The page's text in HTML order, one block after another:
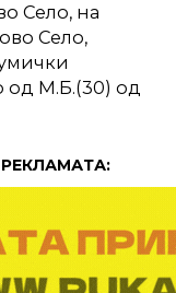
Село, на
Село,
од М.Б.(30) од